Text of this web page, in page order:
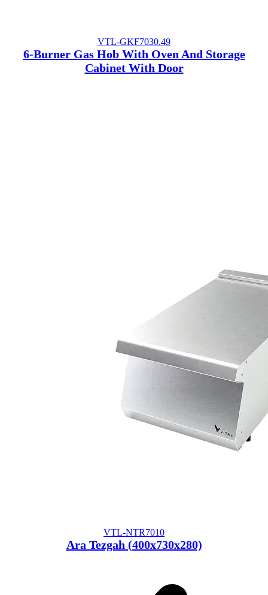
VTL-GKF7030.49
6-Burner Gas Hob With Oven And Storage
Cabinet With Door
VTL-NTR7010
Ara Tezgah (400x730x280)